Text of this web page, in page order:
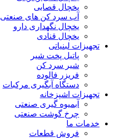
یخچال قصابی
آب سرد کن های صنعتی
یخچال نگهداری دارو
یخچال قنادی
تجهیزات لبنیاتی
پاتیل پخت شیر
شیر سرد کن
فریزر فالوده
دستگاه آبگیری مرکبات
تجهیزات اشپزخانه
آبمیوه گیری صنعتی
چرخ گوشت صنعتی
خدمات ما
فروش قطعات